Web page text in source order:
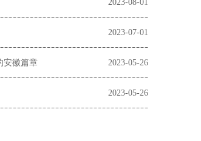
2023-08-01
2023-07-01
安徽篇章 2023-05-26
2023-05-26